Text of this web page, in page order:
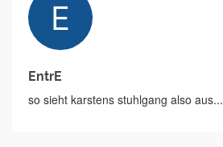
EntrE
so sieht karstens stuhlgang also aus...